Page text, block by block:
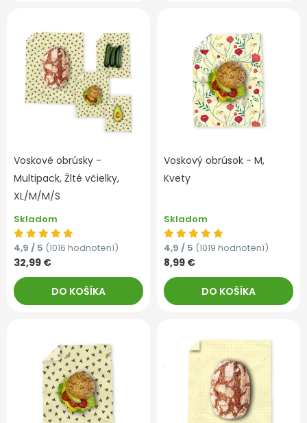
Voskové obrúsky -
Multipack, Žlté včielky,
XL/M/M/S
Skladom
4,9 / 5 (1016 hodnotení)
32,99 €
DO KOŠÍKA
Voskový obrúsok - M,
Kvety
Skladom
4,9 / 5 (1019 hodnotení)
8,99 €
DO KOŠÍKA